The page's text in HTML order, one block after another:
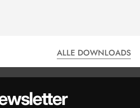
ALLE DOWNLOADS
XTC601